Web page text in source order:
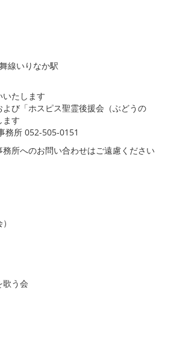
線いりなか駅
たします
び「ホスピス聖霊後援会（ぶどうの
ます
務所 052-505-0151
務所へのお問い合わせはご遠慮ください
歌う会